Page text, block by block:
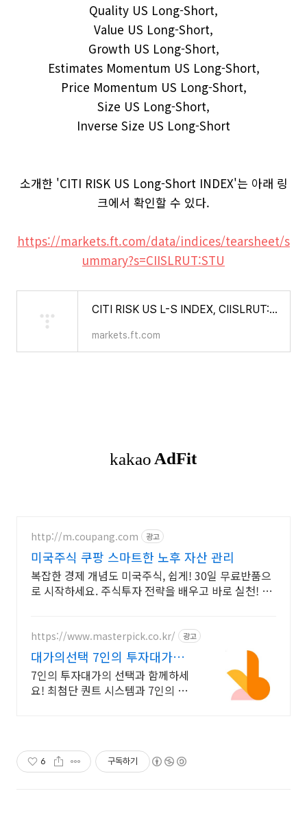
Quality US Long-Short,
Value US Long-Short,
Growth US Long-Short,
Estimates Momentum US Long-Short,
Price Momentum US Long-Short,
Size US Long-Short,
Inverse Size US Long-Short
소개한 'CITI RISK US Long-Short INDEX'는 아래 링
크에서 확인할 수 있다.
https://markets.ft.com/data/indices/tearsheet/s
ummary?s=CIISLRUT:STU
CITI RISK US L-S INDEX, CIISLRUT:STU Summary - FT.com
markets.ft.com
http://m.coupang.com 광고
미국주식 쿠팡 스마트한 노후 자산 관리
복잡한 경제 개념도 미국주식, 쉽게! 30일 무료반품으
로 시작하세요. 주식투자 전략을 배우고 바로 실천! 오
https://www.masterpick.co.kr/ 광고
대가의선택 7인의 투자대가와
함께하세요
7인의 투자대가의 선택과 함께하세
요! 최첨단 퀀트 시스템과 7인의 투
6 구독하기